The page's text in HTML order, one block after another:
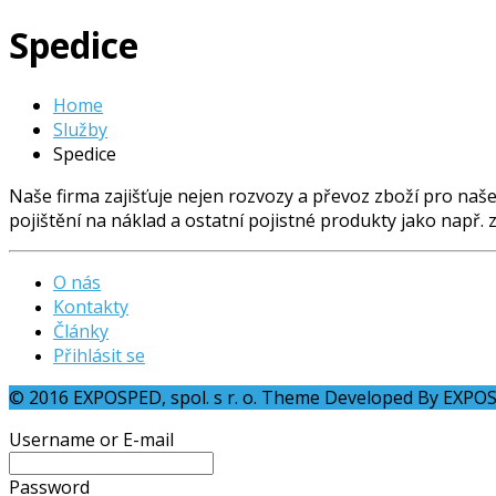
Spedice
Home
Služby
Spedice
Naše firma zajišťuje nejen rozvozy a převoz zboží pro
pojištění na náklad a ostatní pojistné produkty jako
O nás
Kontakty
Články
Přihlásit se
© 2016 EXPOSPED, spol. s r. o. Theme Developed By
Username or E-mail
Password